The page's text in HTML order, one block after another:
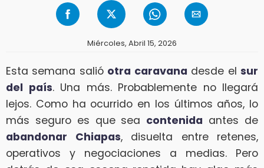
Miércoles, Abril 15, 2026
Esta semana salió otra caravana desde elsur
del país. Una más. Probablemente no llegará
lejos. Como ha ocurrido en los últimos años, lo
más seguro es que sea contenida antes de
abandonar Chiapas, disuelta entre retenes,
operativos y negociaciones a medias. Pero